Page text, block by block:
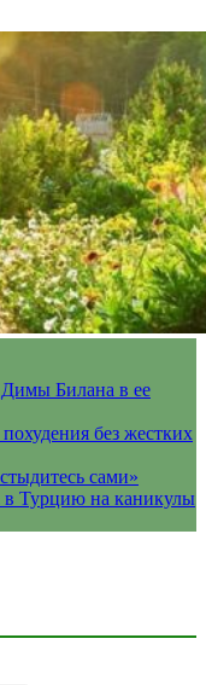
Димы Билана в ее
без жестких
сами»
в Турцию на каникулы